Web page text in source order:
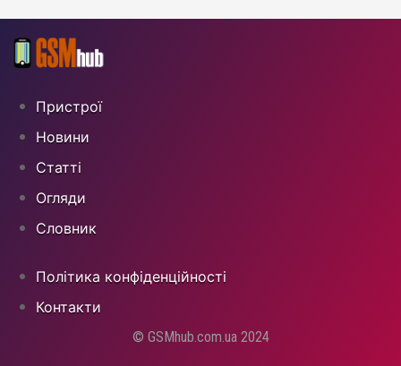
Пристрої
Новини
Статті
Огляди
Cловник
Політика конфіденційності
Контакти
© GSMhub.com.ua 2024